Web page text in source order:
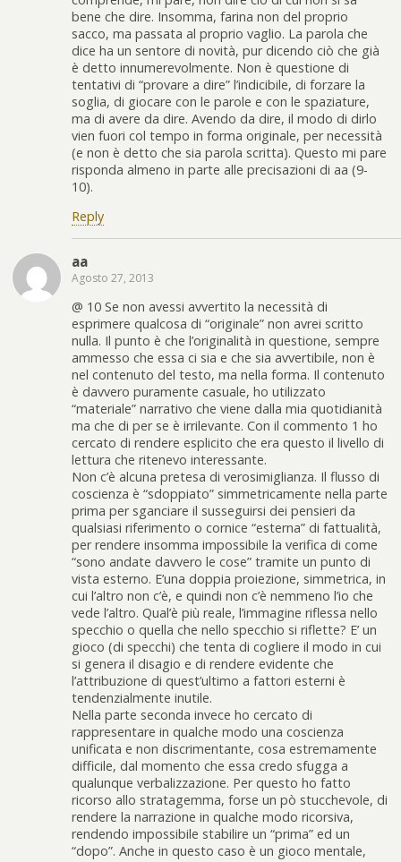
bene che dire. Insomma, farina non del proprio
sacco, ma passata al proprio vaglio. La parola che
dice ha un sentore di novità, pur dicendo ciò che già
è detto innumerevolmente. Non è questione di
tentativi di “provare a dire” l’indicibile, di forzare la
soglia, di giocare con le parole e con le spaziature,
ma di avere da dire. Avendo da dire, il modo di dirlo
vien fuori col tempo in forma originale, per necessità
(e non è detto che sia parola scritta). Questo mi pare
risponda almeno in parte alle precisazioni di aa (9-
10).
Reply
aa
Agosto 27, 2013
@ 10 Se non avessi avvertito la necessità di
esprimere qualcosa di “originale” non avrei scritto
nulla. Il punto è che l’originalità in questione, sempre
ammesso che essa ci sia e che sia avvertibile, non è
nel contenuto del testo, ma nella forma. Il contenuto
è davvero puramente casuale, ho utilizzato
“materiale” narrativo che viene dalla mia quotidianità
ma che di per se è irrilevante. Con il commento 1 ho
cercato di rendere esplicito che era questo il livello di
lettura che ritenevo interessante.
Non c’è alcuna pretesa di verosimiglianza. Il flusso di
coscienza è “sdoppiato” simmetricamente nella parte
prima per sganciare il susseguirsi dei pensieri da
qualsiasi riferimento o cornice “esterna” di fattualità,
per rendere insomma impossibile la verifica di come
“sono andate davvero le cose” tramite un punto di
vista esterno. E’una doppia proiezione, simmetrica, in
cui l’altro non c’è, e quindi non c’è nemmeno l’io che
vede l’altro. Qual’è più reale, l’immagine riflessa nello
specchio o quella che nello specchio si riflette? E’ un
gioco (di specchi) che tenta di cogliere il modo in cui
si genera il disagio e di rendere evidente che
l’attribuzione di quest’ultimo a fattori esterni è
tendenzialmente inutile.
Nella parte seconda invece ho cercato di
rappresentare in qualche modo una coscienza
unificata e non discrimentante, cosa estremamente
difficile, dal momento che essa credo sfugga a
qualunque verbalizzazione. Per questo ho fatto
ricorso allo stratagemma, forse un pò stucchevole, di
rendere la narrazione in qualche modo ricorsiva,
rendendo impossibile stabilire un “prima” ed un
“dopo”. Anche in questo caso è un gioco mentale,